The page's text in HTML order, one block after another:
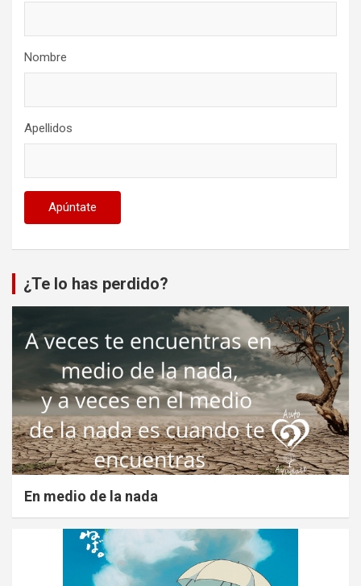
Nombre
Apellidos
¿Te lo has perdido?
En medio de la nada